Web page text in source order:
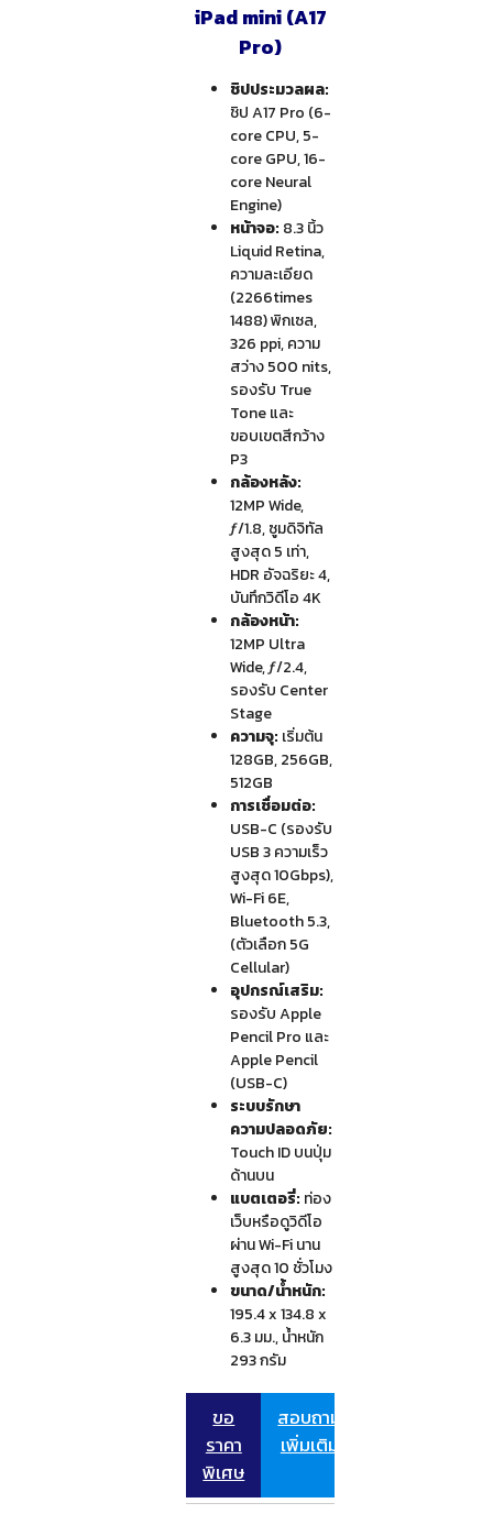
iPad mini (A17
Pro)
ชิปประมวลผล:
ชิป A17 Pro (6-
core CPU, 5-
core GPU, 16-
core Neural
Engine)
หน้าจอ: 8.3 นิ้ว
Liquid Retina,
ความละเอียด
(2266times
1488) พิกเซล,
326 ppi, ความ
สว่าง 500 nits,
รองรับ True
Tone และ
ขอบเขตสีกว้าง
P3
กล้องหลัง:
12MP Wide,
ƒ/1.8, ซูมดิจิทัล
สูงสุด 5 เท่า,
HDR อัจฉริยะ 4,
บันทึกวิดีโอ 4K
กล้องหน้า:
12MP Ultra
Wide, ƒ/2.4,
รองรับ Center
Stage
ความจุ: เริ่มต้น
128GB, 256GB,
512GB
การเชื่อมต่อ:
USB-C (รองรับ
USB 3 ความเร็ว
สูงสุด 10Gbps),
Wi-Fi 6E,
Bluetooth 5.3,
(ตัวเลือก 5G
Cellular)
อุปกรณ์เสริม:
รองรับ Apple
Pencil Pro และ
Apple Pencil
(USB-C)
ระบบรักษา
ความปลอดภัย:
Touch ID บนปุ่ม
ด้านบน
แบตเตอรี่: ท่อง
เว็บหรือดูวิดีโอ
ผ่าน Wi-Fi นาน
สูงสุด 10 ชั่วโมง
ขนาด/น้ำหนัก:
195.4 x 134.8 x
6.3 มม., น้ำหนัก
293 กรัม
ขอ
ราคา
พิเศษ
สอบถาม
เพิ่มเติม